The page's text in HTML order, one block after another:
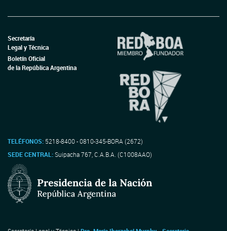
Secretaría
Legal y Técnica
Boletín Oficial
de la República Argentina
TELÉFONOS: 5218-8400 - 0810-345-BORA (2672)
SEDE CENTRAL:Suipacha 767, C.A.B.A. (C1008AAO)